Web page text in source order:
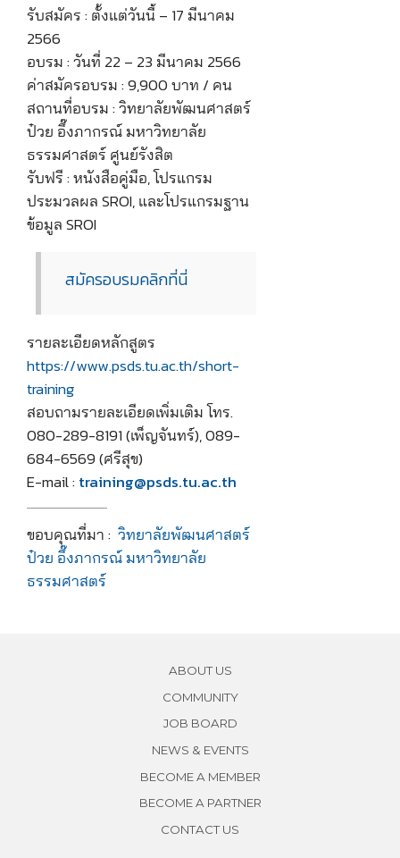
รับสมัคร : ตั้งแต่วันนี้ – 17 มีนาคม
2566
อบรม : วันที่ 22 – 23 มีนาคม 2566
ค่าสมัครอบรม : 9,900 บาท / คน
สถานที่อบรม : วิทยาลัยพัฒนศาสตร์
ป๋วย อึ๊งภากรณ์ มหาวิทยาลัย
ธรรมศาสตร์ ศูนย์รังสิต
รับฟรี : หนังสือคู่มือ, โปรแกรม
ประมวลผล SROI, และโปรแกรมฐาน
ข้อมูล SROI
สมัครอบรมคลิกที่นี่
รายละเอียดหลักสูตร
https://www.psds.tu.ac.th/short-
training
สอบถามรายละเอียดเพิ่มเติม โทร.
080-289-8191 (เพ็ญจันทร์), 089-
684-6569 (ศรีสุข)
E-mail :training@psds.tu.ac.th
ขอบคุณที่มา : วิทยาลัยพัฒนศาสตร์
ป๋วย อึ๊งภากรณ์ มหาวิทยาลัย
ธรรมศาสตร์
ABOUT US
COMMUNITY
JOB BOARD
NEWS & EVENTS
BECOME A MEMBER
BECOME A PARTNER
CONTACT US